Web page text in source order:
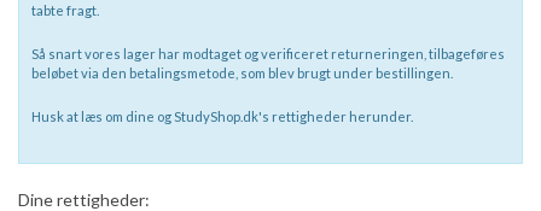
tabte fragt.
Så snart vores lager har modtaget og verificeret returneringen, tilbageføres
beløbet via den betalingsmetode, som blev brugt under bestillingen.
Husk at læs om dine og StudyShop.dk's rettigheder herunder.
Dine rettigheder: